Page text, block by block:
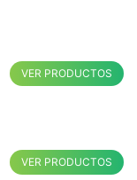
VER PRODUCTOS
VER PRODUCTOS